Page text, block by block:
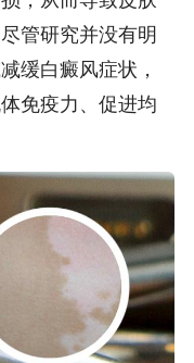
管研究并没有明
缓白癜风症状，
免疫力、促进均